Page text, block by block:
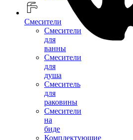
Смесители
Смесители
для
ванны
Смесители
для
душа
Смеситель
для
раковины
Смесители
на
биде
Комплектующие